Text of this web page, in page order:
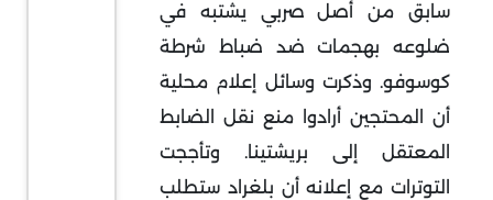
سابق من أصل صربي يشتبه في
ضلوعه بهجمات ضد ضباط شرطة
كوسوفو. وذكرت وسائل إعلام محلية
أن المحتجين أرادوا منع نقل الضابط
المعتقل إلى بريشتينا. وتأججت
التوترات مع إعلانه أن بلغراد ستطلب